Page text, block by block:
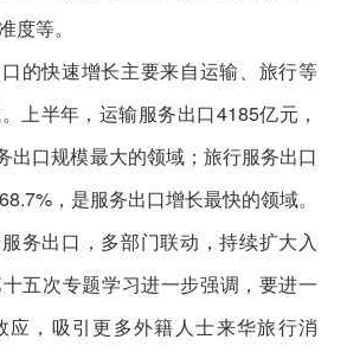
度等。
的快速增长主要来自运输、旅行等
上半年，运输服务出口4185亿元，
出口规模最大的领域；旅行服务出口
，是服务出口增长最快的领域。
务出口，多部门联动，持续扩大入
五次专题学习进一步强调，要进一
应，吸引更多外籍人士来华旅行消